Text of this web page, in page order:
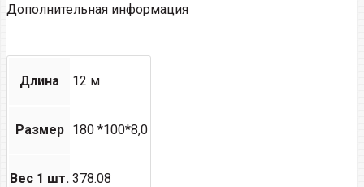
Дополнительная информация
Длина 12 м
Размер 180 *100*8,0
Вес 1 шт. 378.08